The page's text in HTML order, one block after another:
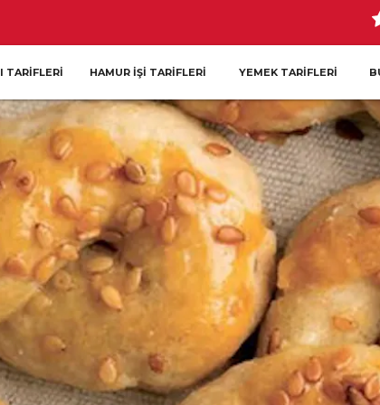
TARIFLERI HAMUR İŞI TARIFLERI YEMEK TARIFLERI